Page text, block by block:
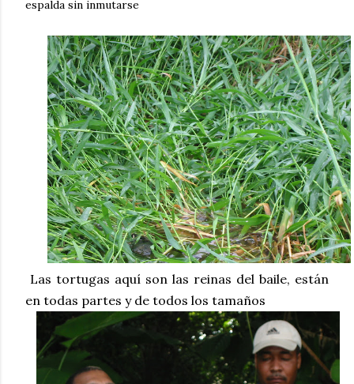
espalda sin inmutarse
Las tortugas aquí son las reinas del baile, están
en todas partes y de todos los tamaños